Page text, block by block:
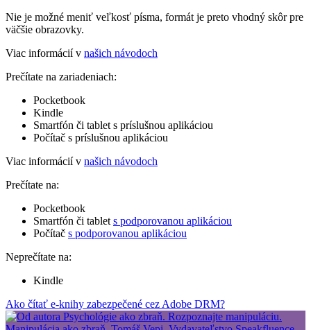
Nie je možné meniť veľkosť písma, formát je preto vhodný skôr pre
väčšie obrazovky.
Viac informácií v našich návodoch
Prečítate na zariadeniach:
Pocketbook
Kindle
Smartfón či tablet s príslušnou aplikáciou
Počítač s príslušnou aplikáciou
Viac informácií v našich návodoch
Prečítate na:
Pocketbook
Smartfón či tablet s podporovanou aplikáciou
Počítač s podporovanou aplikáciou
Neprečítate na:
Kindle
Ako čítať e-knihy zabezpečené cez Adobe DRM?